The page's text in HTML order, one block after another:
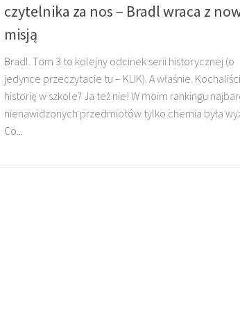
czytelnika za nos – Bradl wraca z
misją
Bradl. Tom 3 to kolejny odcinek serii historycznej (o
jedynce przeczytacie tu – KLIK). A właśnie.
historię w szkole? Ja też nie! W moim rankingu
nienawidzonych przedmiotów tylko chemia była
Co...